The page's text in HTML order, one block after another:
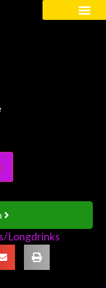
Longdrinks